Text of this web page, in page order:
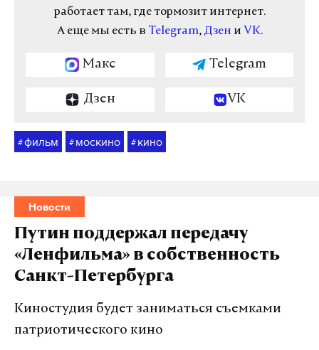
работает там, где тормозит интернет.
А еще мы есть в Telegram, Дзен и VK.
Макс Telegram
Дзен VK
#фильм # москино # кино
Новости
Путин поддержал передачу
«Ленфильма» в собственность
Санкт-Петербурга
Киностудия будет заниматься съемками
патриотического кино